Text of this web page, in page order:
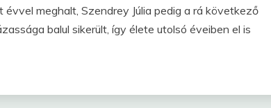
meghalt, Szendrey Júlia pedig a rá következő
balul sikerült, így élete utolsó éveiben el is